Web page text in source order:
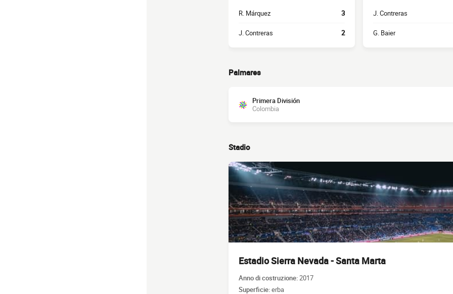
R. Márquez 3
J. Contreras 2
J. Contreras
G. Baier
Palmares
Primera División
Colombia
Stadio
Estadio Sierra Nevada - Santa Marta
Anno di costruzione:2017
Superficie:erba